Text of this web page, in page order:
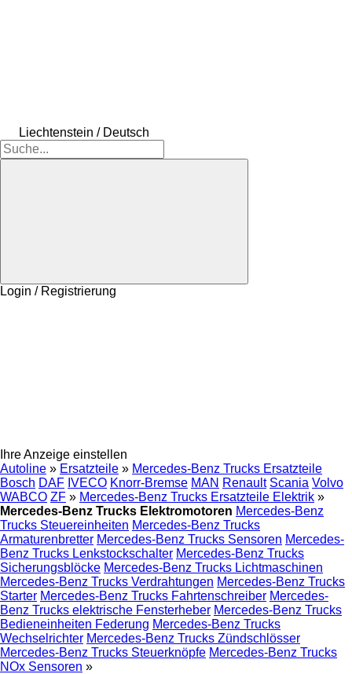
Liechtenstein / Deutsch
Login / Registrierung
Ihre Anzeige einstellen
Autoline » Ersatzteile » Mercedes-Benz Trucks Ersatzteile
Bosch DAF IVECO Knorr-Bremse MAN Renault Scania Volvo
WABCO ZF » Mercedes-Benz Trucks Ersatzteile Elektrik »
Mercedes-Benz Trucks Elektromotoren Mercedes-Benz
Trucks Steuereinheiten Mercedes-Benz Trucks
Armaturenbretter Mercedes-Benz Trucks Sensoren Mercedes-
Benz Trucks Lenkstockschalter Mercedes-Benz Trucks
Sicherungsblöcke Mercedes-Benz Trucks Lichtmaschinen
Mercedes-Benz Trucks Verdrahtungen Mercedes-Benz Trucks
Starter Mercedes-Benz Trucks Fahrtenschreiber Mercedes-
Benz Trucks elektrische Fensterheber Mercedes-Benz Trucks
Bedieneinheiten Federung Mercedes-Benz Trucks
Wechselrichter Mercedes-Benz Trucks Zündschlösser
Mercedes-Benz Trucks Steuerknöpfe Mercedes-Benz Trucks
NOx Sensoren »